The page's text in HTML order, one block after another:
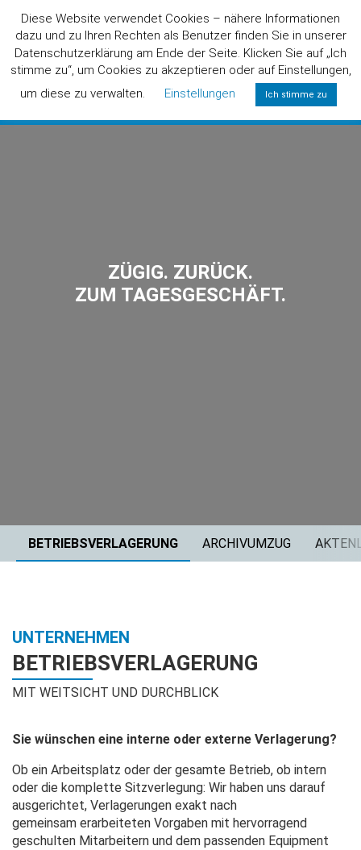
ZÜGIG. ZURÜCK.
ZUM TAGESGESCHÄFT.
BETRIEBSVERLAGERUNG ARCHIVUMZUG
UNTERNEHMEN
BETRIEBSVERLAGERUNG
MIT WEITSICHT UND DURCHBLICK
Sie wünschen eine interne oder externe Verlagerung?
Ob ein Arbeitsplatz oder der gesamte Betrieb, ob intern
oder die komplette Sitzverlegung: Wir haben uns darauf
ausgerichtet, Verlagerungen exakt nach
gemeinsam erarbeiteten Vorgaben mit hervorragend
geschulten Mitarbeitern und dem passenden Equipment
Diese Website verwendet Cookies – nähere Informationen
dazu und zu Ihren Rechten als Benutzer finden Sie in unserer
Datenschutzerklärung am Ende der Seite. Klicken Sie auf „Ich
stimme zu“, um Cookies zu akzeptieren oder auf Einstellungen,
um diese zu verwalten.
Einstellungen Ich stimme zu